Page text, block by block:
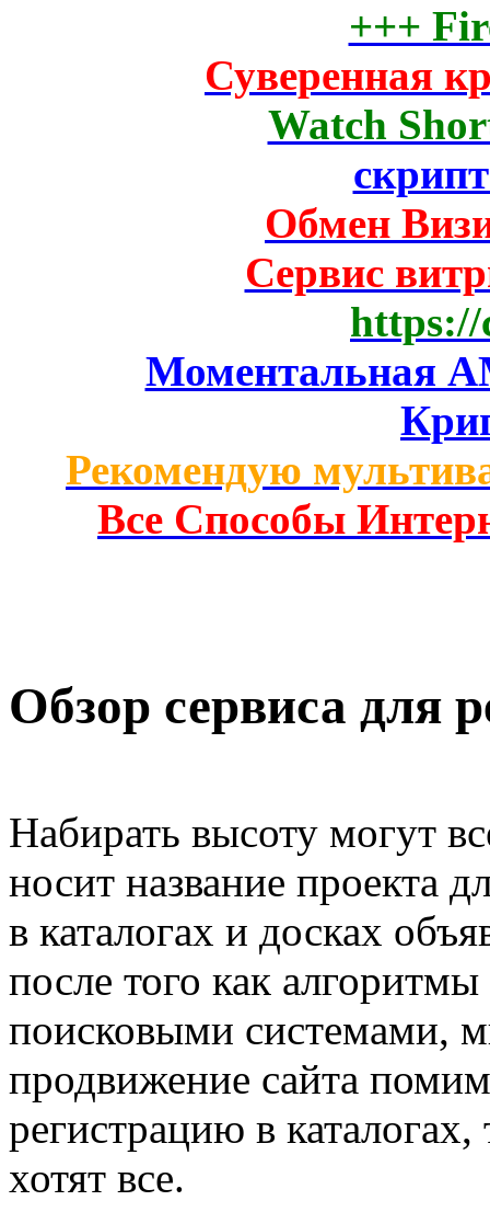
+++
Суверенная
Watch
Обмен
Сервис
Моментальная
Рекомендую
Все Способы
Обзор сервиса для
Набирать высоту могут
носит название проекта
в каталогах и досках
после того как
поисковыми системами,
продвижение сайта
регистрацию в
хотят все.